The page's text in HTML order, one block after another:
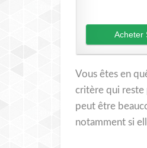
Acheter
Vous êtes en
critère qui reste
peut être
notamment si